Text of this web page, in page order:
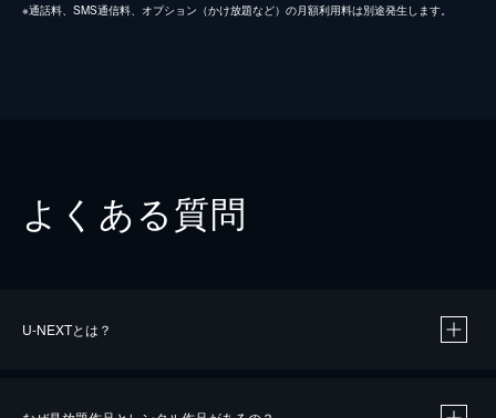
※通話料、SMS通信料、オプション（かけ放題など）の月額利用料は別途発生します。
よくある質問
U-NEXTとは？